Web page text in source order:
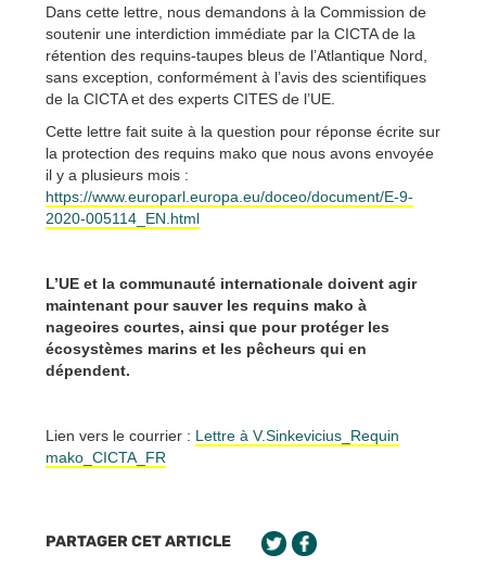
Dans cette lettre, nous demandons à la Commission de
soutenir une interdiction immédiate par la CICTA de la
rétention des requins-taupes bleus de l’Atlantique Nord,
sans exception, conformément à l’avis des scientifiques
de la CICTA et des experts CITES de l’UE.
Cette lettre fait suite à la question pour réponse écrite sur
la protection des requins mako que nous avons envoyée
il y a plusieurs mois :
https://www.europarl.europa.eu/doceo/document/E-9-
2020-005114_EN.html
L’UE et la communauté internationale doivent agir
maintenant pour sauver les requins mako à
nageoires courtes, ainsi que pour protéger les
écosystèmes marins et les pêcheurs qui en
dépendent.
Lien vers le courrier : Lettre à V.Sinkevicius_Requin
mako_CICTA_FR
PARTAGER CET ARTICLE